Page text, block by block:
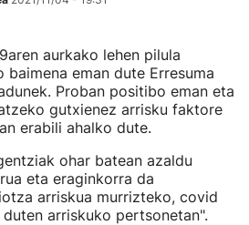
aurkako lehen pilula
eman dute Erresuma
Proban positibo eman eta
gutxienez arrisku faktore
erabili ahalko dute.
ohar batean azaldu
eta eraginkorra da
arriskua murrizteko, covid
arriskuko pertsonetan".